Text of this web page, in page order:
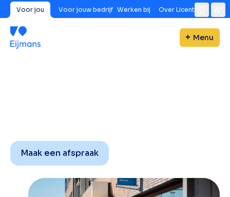
Voor jou Voor jouw bedrijf Werken bij Over Licent
Menu
Maak een afspraak